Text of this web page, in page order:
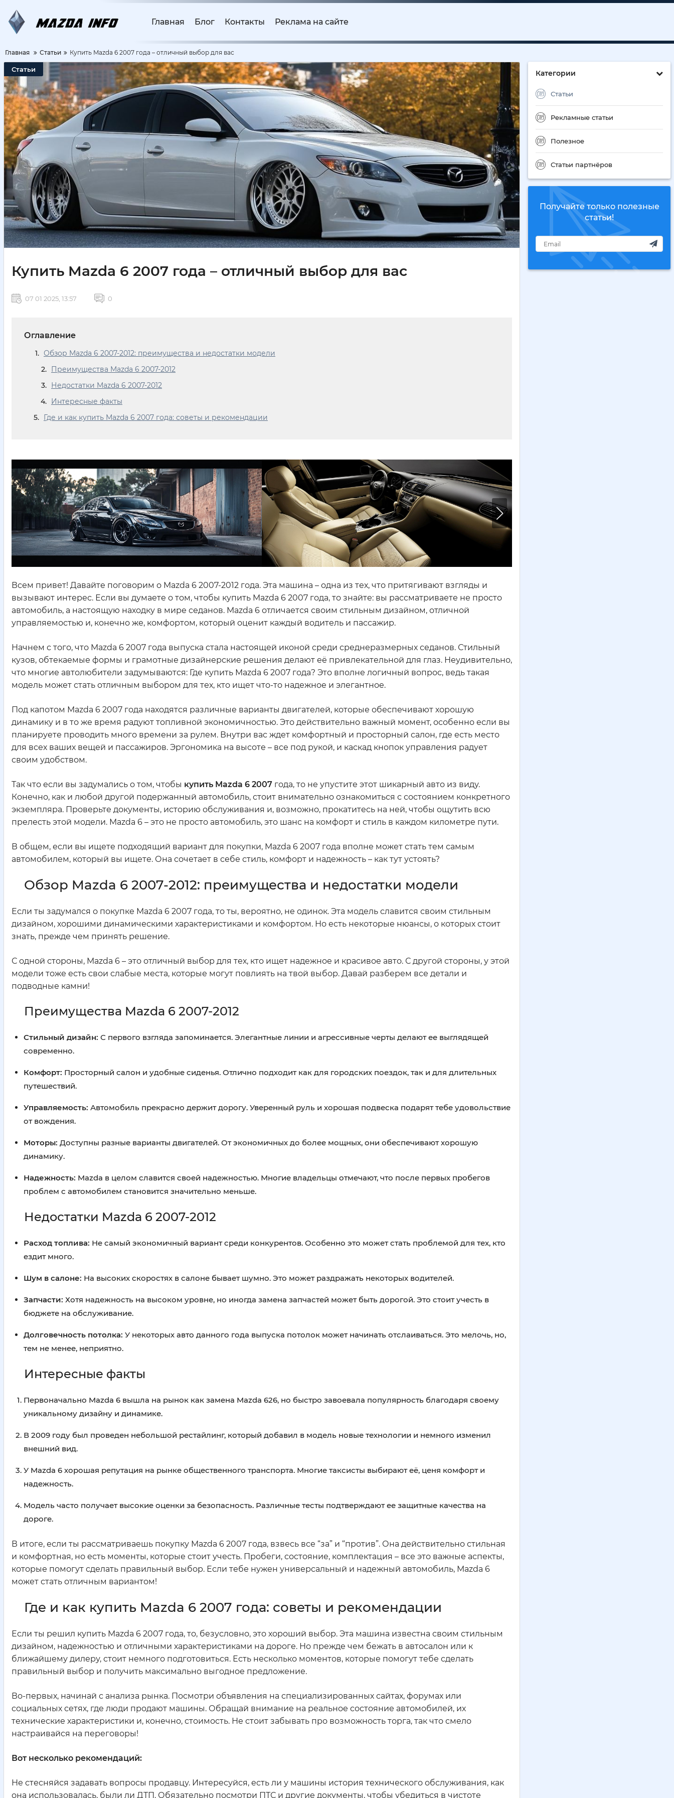
Главная Блог Контакты Реклама на сайте
Главная Статьи Купить Mazda 6 2007 года – отличный выбор для вас
Категории
Статьи
Рекламные статьи
Полезное
Статьи партнёров
Получайте только полезные
статьи!
Статьи
Купить Mazda 6 2007 года – отличный выбор для вас
07 01 2025, 13:57 0
Оглавление
Обзор Mazda 6 2007-2012: преимущества и недостатки модели
Преимущества Mazda 6 2007-2012
Недостатки Mazda 6 2007-2012
Интересные факты
Где и как купить Mazda 6 2007 года: советы и рекомендации
Всем привет! Давайте поговорим о Mazda 6 2007-2012 года. Эта машина – одна из тех, что притягивают взгляды и
вызывают интерес. Если вы думаете о том, чтобы купить Mazda 6 2007 года, то знайте: вы рассматриваете не просто
автомобиль, а настоящую находку в мире седанов. Mazda 6 отличается своим стильным дизайном, отличной
управляемостью и, конечно же, комфортом, который оценит каждый водитель и пассажир.
Начнем с того, что Mazda 6 2007 года выпуска стала настоящей иконой среди среднеразмерных седанов. Стильный
кузов, обтекаемые формы и грамотные дизайнерские решения делают её привлекательной для глаз. Неудивительно,
что многие автолюбители задумываются: Где купить Mazda 6 2007 года? Это вполне логичный вопрос, ведь такая
модель может стать отличным выбором для тех, кто ищет что-то надежное и элегантное.
Под капотом Mazda 6 2007 года находятся различные варианты двигателей, которые обеспечивают хорошую
динамику и в то же время радуют топливной экономичностью. Это действительно важный момент, особенно если вы
планируете проводить много времени за рулем. Внутри вас ждет комфортный и просторный салон, где есть место
для всех ваших вещей и пассажиров. Эргономика на высоте – все под рукой, и каскад кнопок управления радует
своим удобством.
Так что если вы задумались о том, чтобы купить Mazda 6 2007 года, то не упустите этот шикарный авто из виду.
Конечно, как и любой другой подержанный автомобиль, стоит внимательно ознакомиться с состоянием конкретного
экземпляра. Проверьте документы, историю обслуживания и, возможно, прокатитесь на ней, чтобы ощутить всю
прелесть этой модели. Mazda 6 – это не просто автомобиль, это шанс на комфорт и стиль в каждом километре пути.
В общем, если вы ищете подходящий вариант для покупки, Mazda 6 2007 года вполне может стать тем самым
автомобилем, который вы ищете. Она сочетает в себе стиль, комфорт и надежность – как тут устоять?
Обзор Mazda 6 2007-2012: преимущества и недостатки модели
Если ты задумался о покупке Mazda 6 2007 года, то ты, вероятно, не одинок. Эта модель славится своим стильным
дизайном, хорошими динамическими характеристиками и комфортом. Но есть некоторые нюансы, о которых стоит
знать, прежде чем принять решение.
С одной стороны, Mazda 6 – это отличный выбор для тех, кто ищет надежное и красивое авто. С другой стороны, у этой
модели тоже есть свои слабые места, которые могут повлиять на твой выбор. Давай разберем все детали и
подводные камни!
Преимущества Mazda 6 2007-2012
Стильный дизайн: С первого взгляда запоминается. Элегантные линии и агрессивные черты делают ее выглядящей
современно.
Комфорт: Просторный салон и удобные сиденья. Отлично подходит как для городских поездок, так и для длительных
путешествий.
Управляемость: Автомобиль прекрасно держит дорогу. Уверенный руль и хорошая подвеска подарят тебе удовольствие
от вождения.
Моторы: Доступны разные варианты двигателей. От экономичных до более мощных, они обеспечивают хорошую
динамику.
Надежность: Mazda в целом славится своей надежностью. Многие владельцы отмечают, что после первых пробегов
проблем с автомобилем становится значительно меньше.
Недостатки Mazda 6 2007-2012
Расход топлива: Не самый экономичный вариант среди конкурентов. Особенно это может стать проблемой для тех, кто
ездит много.
Шум в салоне: На высоких скоростях в салоне бывает шумно. Это может раздражать некоторых водителей.
Запчасти: Хотя надежность на высоком уровне, но иногда замена запчастей может быть дорогой. Это стоит учесть в
бюджете на обслуживание.
Долговечность потолка: У некоторых авто данного года выпуска потолок может начинать отслаиваться. Это мелочь, но,
тем не менее, неприятно.
Интересные факты
Первоначально Mazda 6 вышла на рынок как замена Mazda 626, но быстро завоевала популярность благодаря своему
уникальному дизайну и динамике.
В 2009 году был проведен небольшой рестайлинг, который добавил в модель новые технологии и немного изменил
внешний вид.
У Mazda 6 хорошая репутация на рынке общественного транспорта. Многие таксисты выбирают её, ценя комфорт и
надежность.
Модель часто получает высокие оценки за безопасность. Различные тесты подтверждают ее защитные качества на
дороге.
В итоге, если ты рассматриваешь покупку Mazda 6 2007 года, взвесь все “за” и “против”. Она действительно стильная
и комфортная, но есть моменты, которые стоит учесть. Пробеги, состояние, комплектация – все это важные аспекты,
которые помогут сделать правильный выбор. Если тебе нужен универсальный и надежный автомобиль, Mazda 6
может стать отличным вариантом!
Где и как купить Mazda 6 2007 года: советы и рекомендации
Если ты решил купить Mazda 6 2007 года, то, безусловно, это хороший выбор. Эта машина известна своим стильным
дизайном, надежностью и отличными характеристиками на дороге. Но прежде чем бежать в автосалон или к
ближайшему дилеру, стоит немного подготовиться. Есть несколько моментов, которые помогут тебе сделать
правильный выбор и получить максимально выгодное предложение.
Во-первых, начинай с анализа рынка. Посмотри объявления на специализированных сайтах, форумах или
социальных сетях, где люди продают машины. Обращай внимание на реальное состояние автомобилей, их
технические характеристики и, конечно, стоимость. Не стоит забывать про возможность торга, так что смело
настраивайся на переговоры!
Вот несколько рекомендаций:
Не стесняйся задавать вопросы продавцу. Интересуйся, есть ли у машины история технического обслуживания, как
она использовалась, были ли ДТП. Обязательно посмотри ПТС и другие документы, чтобы убедиться в чистоте